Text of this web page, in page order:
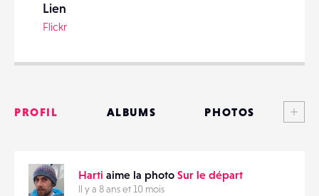
EMAIL
Lien
Flickr
PROFIL ALBUMS PHOTOS
MATÉRIELS
Harti aime la photo Sur le départ
Il y a 8 ans et 10 mois